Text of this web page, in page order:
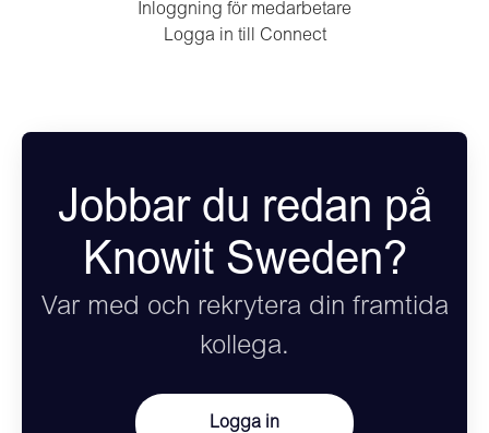
Inloggning för medarbetare
Logga in till Connect
Jobbar du redan på
Knowit Sweden?
Var med och rekrytera din framtida
kollega.
Logga in